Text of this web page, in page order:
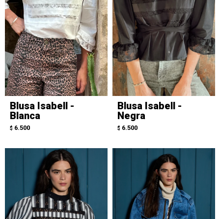
Blusa Isabell -
Blanca
$ 6.500
Blusa Isabell -
Negra
$ 6.500